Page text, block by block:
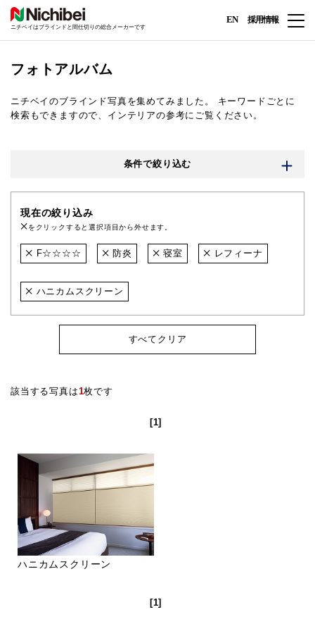
ニチベイはブラインドと間仕切りの総合メーカーです
EN 採用情報
フォトアルバム
ニチベイのブラインド写真を集めてみました。
キーワードごとに
検索もできますので、インテリアの参考にご覧ください。
条件で絞り込む
現在の絞り込み
をクリックすると選択項目から外せます。
F☆☆☆☆ 防炎 寝室 レフィーナ
ハニカムスクリーン
すべてクリア
該当する写真は1枚です
[1]
ハニカムスクリーン
[1]